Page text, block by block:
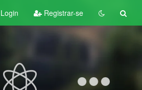
Login Registrar-se